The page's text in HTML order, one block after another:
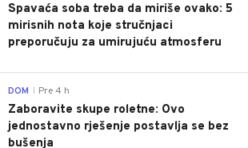
Spavaća soba treba da miriše ovako: 5
mirisnih nota koje stručnjaci
preporučuju za umirujuću atmosferu
DOM Pre 4 h
Zaboravite skupe roletne: Ovo
jednostavno rješenje postavlja se bez
bušenja